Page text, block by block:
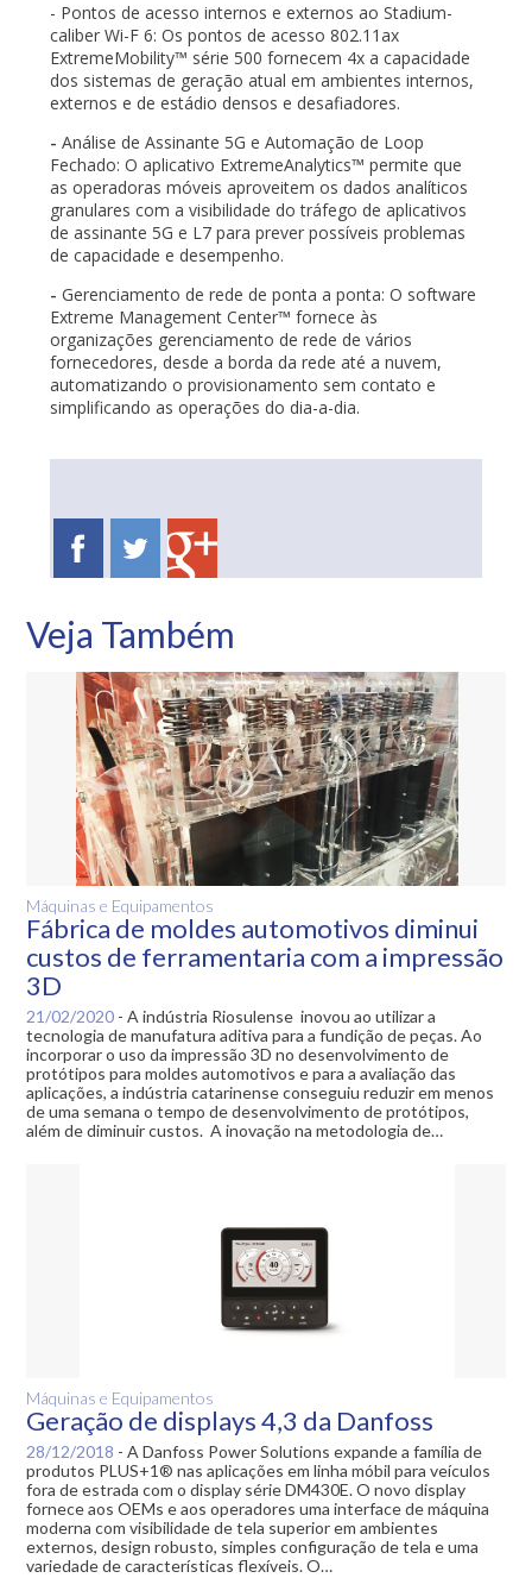
- Pontos de acesso internos e externos ao Stadium-
caliber Wi-F 6: Os pontos de acesso 802.11ax
ExtremeMobility™ série 500 fornecem 4x a capacidade
dos sistemas de geração atual em ambientes internos,
externos e de estádio densos e desafiadores.
-Análise de Assinante 5G e Automação de Loop
Fechado: O aplicativo ExtremeAnalytics™ permite que
as operadoras móveis aproveitem os dados analíticos
granulares com a visibilidade do tráfego de aplicativos
de assinante 5G e L7 para prever possíveis problemas
de capacidade e desempenho.
-Gerenciamento de rede de ponta a ponta: O software
Extreme Management Center™ fornece às
organizações gerenciamento de rede de vários
fornecedores, desde a borda da rede até a nuvem,
automatizando o provisionamento sem contato e
simplificando as operações do dia-a-dia.
Veja Também
Máquinas e Equipamentos
Fábrica de moldes automotivos diminui
custos de ferramentaria com a impressão
3D
21/02/2020 -A indústria Riosulense inovou ao utilizar a
tecnologia de manufatura aditiva para a fundição de peças. Ao
incorporar o uso da impressão 3D no desenvolvimento de
protótipos para moldes automotivos e para a avaliação das
aplicações, a indústria catarinense conseguiu reduzir em menos
de uma semana o tempo de desenvolvimento de protótipos,
além de diminuir custos. A inovação na metodologia de…
Máquinas e Equipamentos
Geração de displays 4,3 da Danfoss
28/12/2018 -A Danfoss Power Solutions expande a família de
produtos PLUS+1® nas aplicações em linha móbil para veículos
fora de estrada com o display série DM430E. O novo display
fornece aos OEMs e aos operadores uma interface de máquina
moderna com visibilidade de tela superior em ambientes
externos, design robusto, simples configuração de tela e uma
variedade de características flexíveis. O…